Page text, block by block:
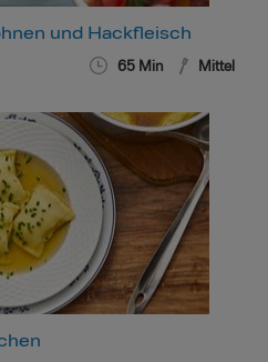
und Hackfleisch
65 Min Mittel